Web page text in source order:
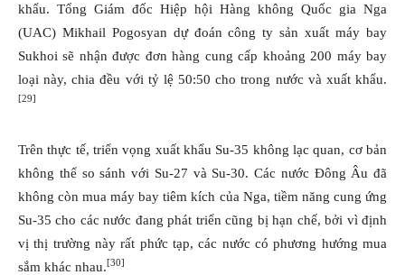
khẩu. Tổng Giám đốc Hiệp hội Hàng không Quốc gia Nga
(UAC) Mikhail Pogosyan dự đoán công ty sản xuất máy bay
Sukhoi sẽ nhận được đơn hàng cung cấp khoảng 200 máy bay
loại này, chia đều với tỷ lệ 50:50 cho trong nước và xuất khẩu.
[29]
Trên thực tế, triển vọng xuất khẩu Su-35 không lạc quan, cơ bản
không thể so sánh với Su-27 và Su-30. Các nước Đông Âu đã
không còn mua máy bay tiêm kích của Nga, tiềm năng cung ứng
Su-35 cho các nước đang phát triển cũng bị hạn chế, bởi vì định
vị thị trường này rất phức tạp, các nước có phương hướng mua
sắm khác nhau.[30]